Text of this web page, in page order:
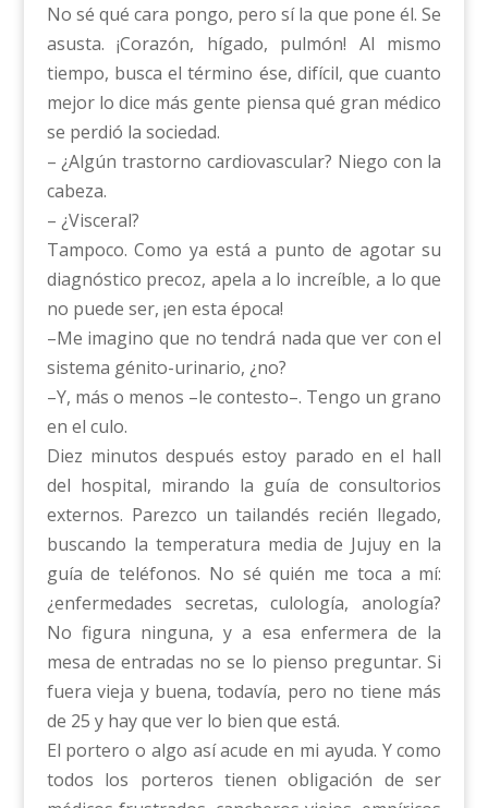
No sé qué cara pongo, pero sí la que pone él. Se
asusta. ¡Corazón, hígado, pulmón! Al mismo
tiempo, busca el término ése, difícil, que cuanto
mejor lo dice más gente piensa qué gran médico
se perdió la sociedad.
– ¿Algún trastorno cardiovascular? Niego con la
cabeza.
– ¿Visceral?
Tampoco. Como ya está a punto de agotar su
diagnóstico precoz, apela a lo increíble, a lo que
no puede ser, ¡en esta época!
–Me imagino que no tendrá nada que ver con el
sistema génito-urinario, ¿no?
–Y, más o menos –le contesto–. Tengo un grano
en el culo.
Diez minutos después estoy parado en el hall
del hospital, mirando la guía de consultorios
externos. Parezco un tailandés recién llegado,
buscando la temperatura media de Jujuy en la
guía de teléfonos. No sé quién me toca a mí:
¿enfermedades secretas, culología, anología?
No figura ninguna, y a esa enfermera de la
mesa de entradas no se lo pienso preguntar. Si
fuera vieja y buena, todavía, pero no tiene más
de 25 y hay que ver lo bien que está.
El portero o algo así acude en mi ayuda. Y como
todos los porteros tienen obligación de ser